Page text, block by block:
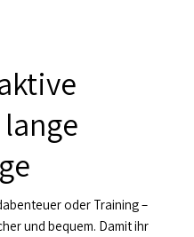
oder Training –
und bequem. Damit ihr